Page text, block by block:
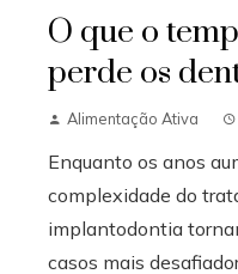
O que o
perde os
Alimentação Ativa
Enquanto os anos
complexidade do
implantodontia
casos mais